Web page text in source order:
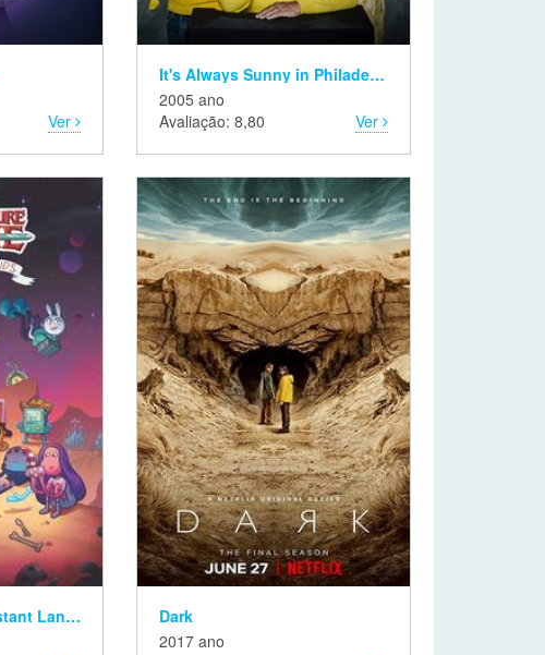
Ver
It's Always Sunny in Philadelphia
2005 ano
Avaliação: 8,80
Ver
Adventure Time: Distant Lands
Dark
2017 ano